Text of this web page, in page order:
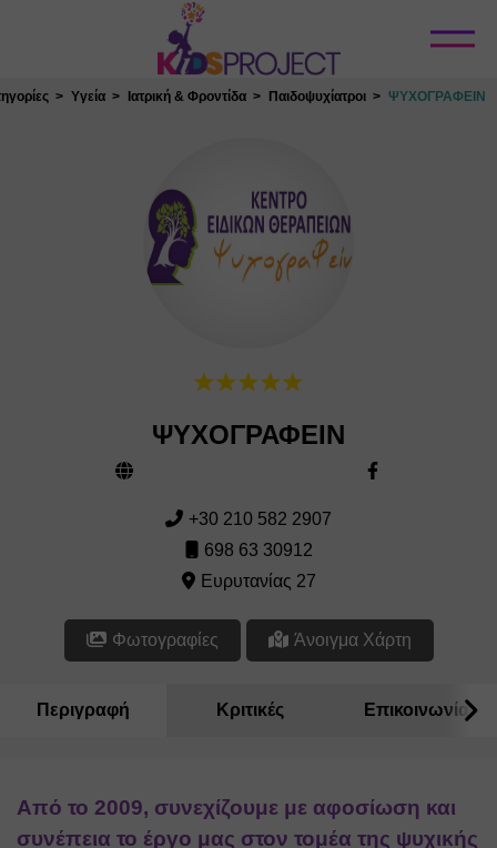
Κλείσιμο
Υγεία Ιατρική & Φροντίδα Παιδοψυχίατροι ΨΥΧΟΓΡΑΦΕΙΝ
ΨΥΧΟΓΡΑΦΕΙΝ
+30 210 582 2907
698 63 30912
Ευρυτανίας 27
Φωτογραφίες Άνοιγμα Χάρτη
Περιγραφή Κριτικές Επικοινωνία
Από το 2009, συνεχίζουμε με αφοσίωση και
συνέπεια το έργο μας στον τομέα της ψυχικής